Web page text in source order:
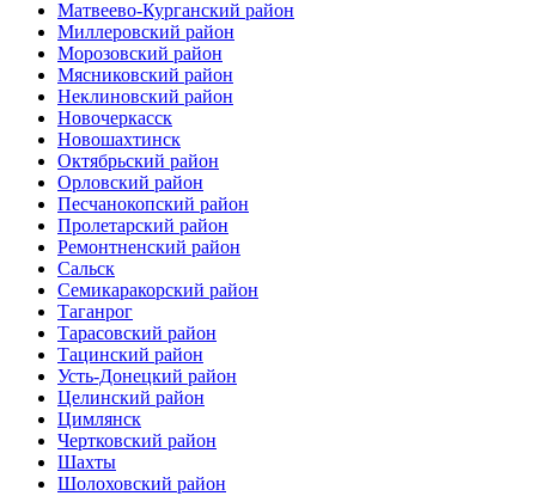
Матвеево-Курганский район
Миллеровский район
Морозовский район
Мясниковский район
Неклиновский район
Новочеркасск
Новошахтинск
Октябрьский район
Орловский район
Песчанокопский район
Пролетарский район
Ремонтненский район
Сальск
Семикаракорский район
Таганрог
Тарасовский район
Тацинский район
Усть-Донецкий район
Целинский район
Цимлянск
Чертковский район
Шахты
Шолоховский район